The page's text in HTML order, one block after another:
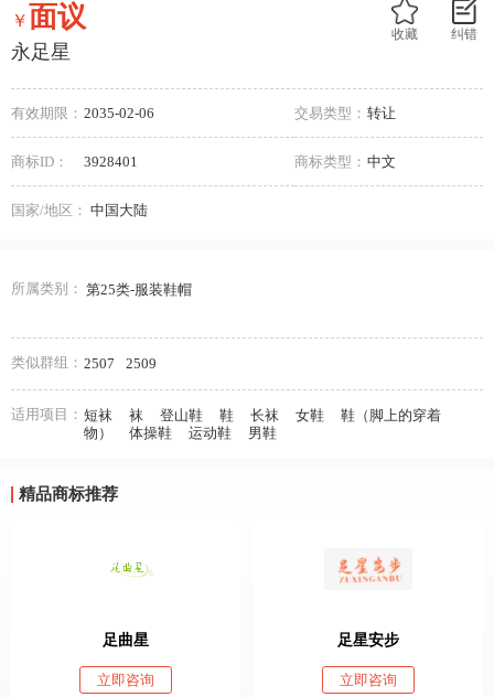
纠错
收藏
￥面议
永足星
有效期限： 2035-02-06 交易类型： 转让
商标ID： 3928401 商标类型： 中文
国家/地区： 中国大陆
所属类别： 第25类-服装鞋帽
类似群组： 2507 2509
适用项目： 短袜 袜 登山鞋 鞋 长袜 女鞋
鞋（脚上的穿着
物）
体操鞋 运动鞋 男鞋
精品商标推荐
足曲星
立即咨询
足星安步
立即咨询